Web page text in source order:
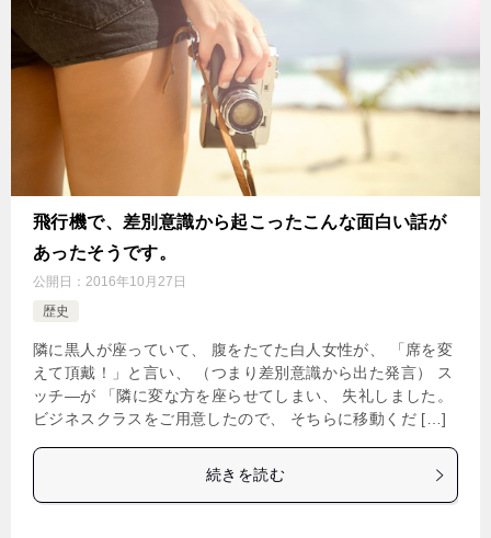
飛行機で、差別意識から起こったこんな面白い話が
あったそうです。
公開日： 2016年10月27日
歴史
隣に黒人が座っていて、 腹をたてた白人女性が、 「席を変
えて頂戴！」と言い、 （つまり差別意識から出た発言） ス
ッチ―が 「隣に変な方を座らせてしまい、 失礼しました。
ビジネスクラスをご用意したので、 そちらに移動くだ […]
続きを読む